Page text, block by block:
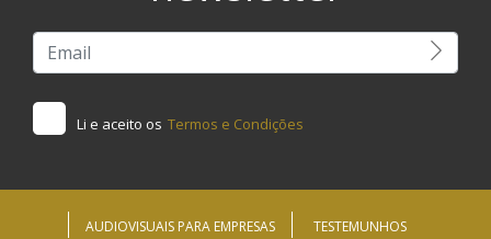
Li e aceito os Termos e Condições
AUDIOVISUAIS PARA EMPRESAS TESTEMUNHOS